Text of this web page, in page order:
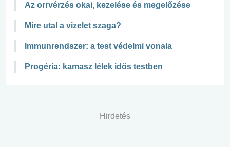
Az orrvérzés okai, kezelése és megelőzése
Mire utal a vizelet szaga?
Immunrendszer: a test védelmi vonala
Progéria: kamasz lélek idős testben
Hirdetés